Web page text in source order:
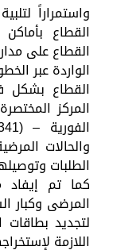
واستمراراً
القطاع
القطاع على
الواردة عبر
القطاع بشكل
والحالات
الطلبات
المرضى وكبار
لتجديد بطاقات
اللازمة